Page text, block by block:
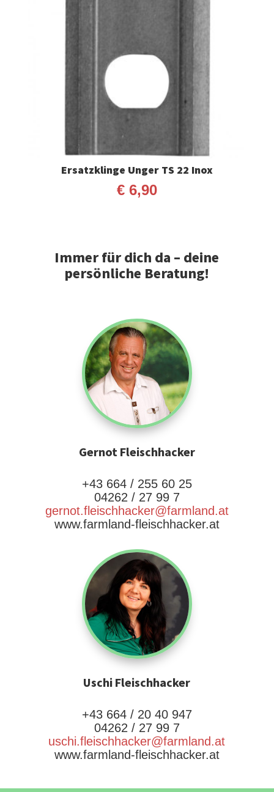
Ersatzklinge Unger TS 22 Inox
€6,90
Immer für dich da – deine
persönliche Beratung!
Gernot Fleischhacker
+43 664 / 255 60 25
04262 / 27 99 7
gernot.fleischhacker@farmland.at
www.farmland-fleischhacker.at
Uschi Fleischhacker
+43 664 / 20 40 947
04262 / 27 99 7
uschi.fleischhacker@farmland.at
www.farmland-fleischhacker.at